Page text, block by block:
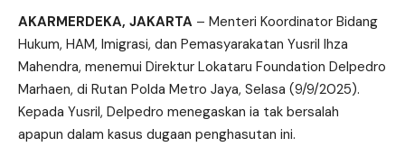
AKARMERDEKA, JAKARTA – Menteri Koordinator Bidang
Hukum, HAM, Imigrasi, dan Pemasyarakatan Yusril Ihza
Mahendra, menemui Direktur Lokataru Foundation Delpedro
Marhaen, di Rutan Polda Metro Jaya, Selasa (9/9/2025).
Kepada Yusril, Delpedro menegaskan ia tak bersalah
apapun dalam kasus dugaan penghasutan ini.